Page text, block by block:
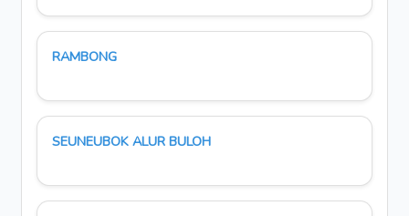
RAMBONG
SEUNEUBOK ALUR BULOH